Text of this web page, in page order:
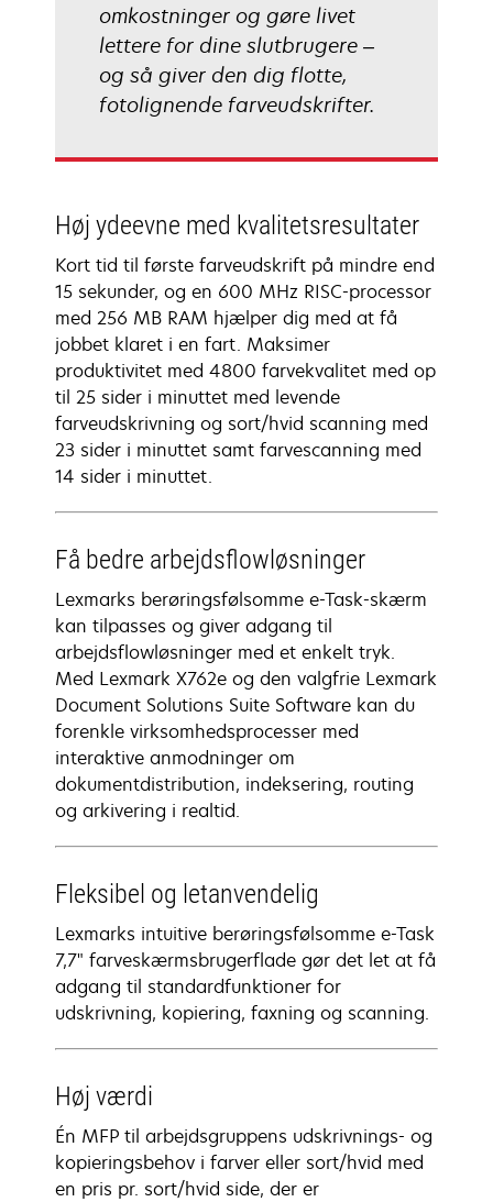
omkostninger og gøre livet
lettere for dine slutbrugere –
og så giver den dig flotte,
fotolignende farveudskrifter.
Høj ydeevne med kvalitetsresultater
Kort tid til første farveudskrift på mindre end
15 sekunder, og en 600 MHz RISC-processor
med 256 MB RAM hjælper dig med at få
jobbet klaret i en fart. Maksimer
produktivitet med 4800 farvekvalitet med op
til 25 sider i minuttet med levende
farveudskrivning og sort/hvid scanning med
23 sider i minuttet samt farvescanning med
14 sider i minuttet.
Få bedre arbejdsflowløsninger
Lexmarks berøringsfølsomme e-Task-skærm
kan tilpasses og giver adgang til
arbejdsflowløsninger med et enkelt tryk.
Med Lexmark X762e og den valgfrie Lexmark
Document Solutions Suite Software kan du
forenkle virksomhedsprocesser med
interaktive anmodninger om
dokumentdistribution, indeksering, routing
og arkivering i realtid.
Fleksibel og letanvendelig
Lexmarks intuitive berøringsfølsomme e-Task
7,7" farveskærmsbrugerflade gør det let at få
adgang til standardfunktioner for
udskrivning, kopiering, faxning og scanning.
Høj værdi
Én MFP til arbejdsgruppens udskrivnings- og
kopieringsbehov i farver eller sort/hvid med
en pris pr. sort/hvid side, der er